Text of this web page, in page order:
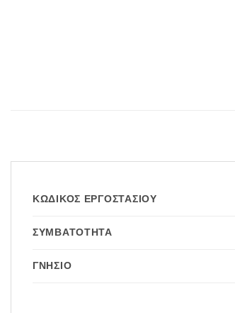
ΚΩΔΙΚΌΣ ΕΡΓΟΣΤΑΣΊΟΥ
ΣΥΜΒΑΤΌΤΗΤΑ
ΓΝΉΣΙΟ